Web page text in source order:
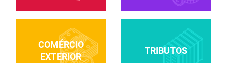
TRIBUTOS
COMÉRCIO
EXTERIOR